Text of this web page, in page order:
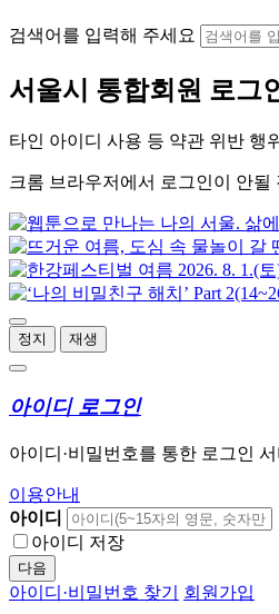
검색어를 입력해 주세요
서울시 통합회원 로그
타인 아이디 사용 등 약관 위반 행
크롬 브라우저에서 로그인이 안될
정지 재생
아이디 로그인
아이디·비밀번호를 통한 로그인
이용안내
아이디
아이디 저장
다음
아이디·비밀번호 찾기 회원가입